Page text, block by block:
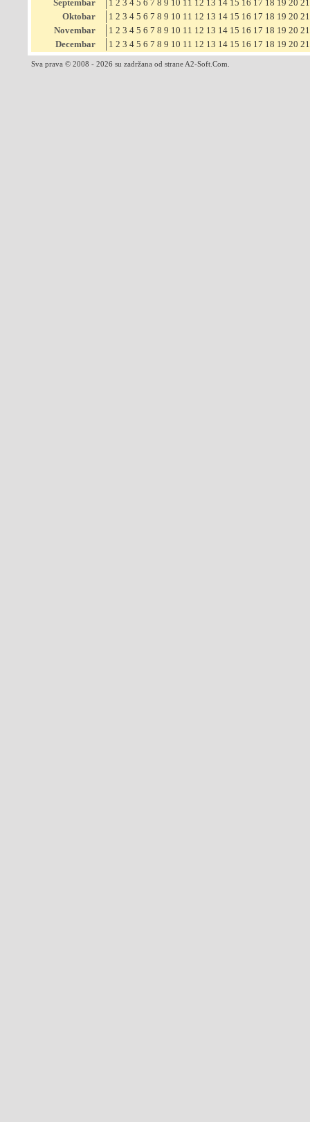
Septembar 1 2 3 4 5 6 7 8 9 10 11 12 13 14 15 16 17 18 19 20 21
Oktobar
1 2 3 4 5 6 7 8 9 10 11 12 13 14 15 16 17 18 19 20 21
Novembar
1 2 3 4 5 6 7 8 9 10 11 12 13 14 15 16 17 18 19 20 21
Decembar
1 2 3 4 5 6 7 8 9 10 11 12 13 14 15 16 17 18 19 20 21
Sva prava © 2008 - 2026 su zadržana od strane A2-Soft.Com.